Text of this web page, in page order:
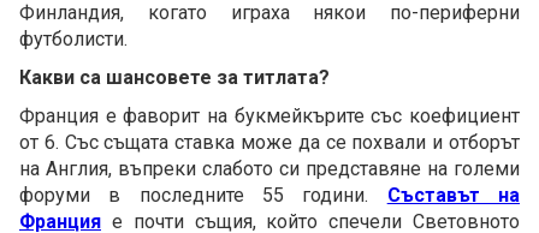
Финландия, когато играха някои по-периферни
футболисти.
Какви са шансовете за титлата?
Франция е фаворит на букмейкърите със коефициент
от 6. Със същата ставка може да се похвали и отборът
на Англия, въпреки слабото си представяне на големи
форуми в последните 55 години. Съставът на
Франция е почти същия, който спечели Световното